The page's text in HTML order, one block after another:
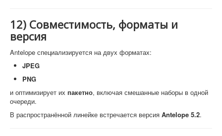
12) Совместимость, форматы и
версия
Antelope специализируется на двух форматах:
JPEG
PNG
и оптимизирует их пакетно, включая смешанные наборы в одной
очереди.
В распространённой линейке встречается версия Antelope 5.2.